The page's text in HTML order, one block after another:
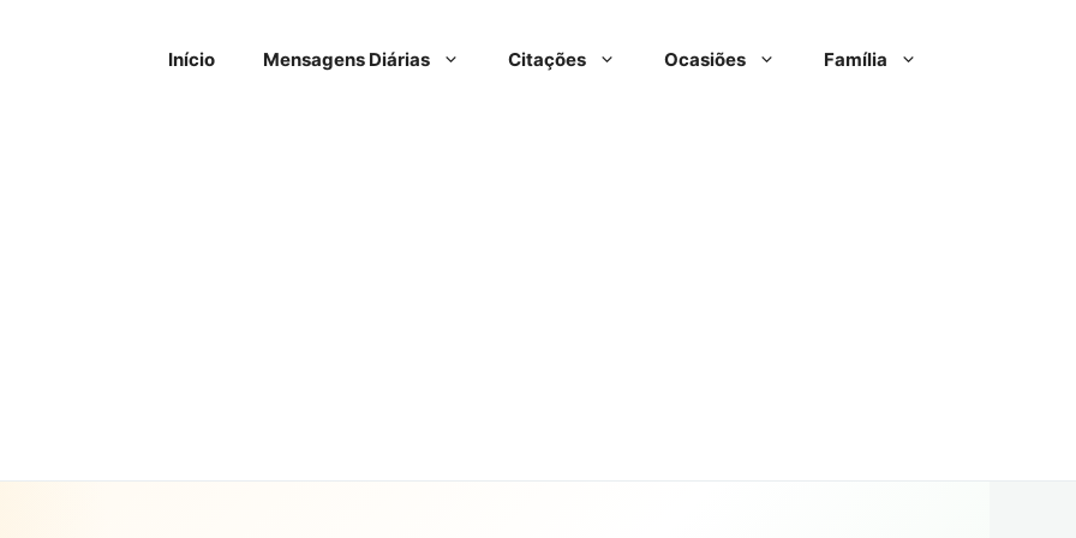
Início Mensagens Diárias Citações Ocasiões Família